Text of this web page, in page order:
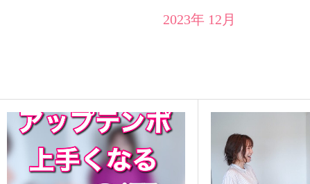
2023年 12月